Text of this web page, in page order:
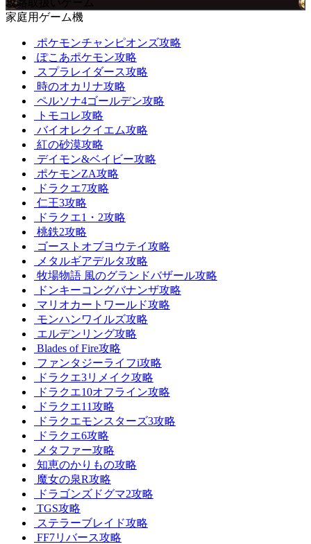
家庭用ゲーム機
ポケモンチャンピオンズ攻略
ぽこあポケモン攻略
スプラレイダース攻略
時のオカリナ攻略
ペルソナ4ゴールデン攻略
トモコレ攻略
バイオレクイエム攻略
紅の砂漠攻略
デイモン&ベイビー攻略
ポケモンZA攻略
ドラクエ7攻略
仁王3攻略
ドラクエ1・2攻略
桃鉄2攻略
ゴーストオブヨウテイ攻略
メタルギアデルタ攻略
牧場物語 風のグランドバザール攻略
ドンキーコングバナンザ攻略
マリオカートワールド攻略
モンハンワイルズ攻略
エルデンリング攻略
Blades of Fire攻略
ファンタジーライフi攻略
ドラクエ3リメイク攻略
ドラクエ10オフライン攻略
ドラクエ11攻略
ドラクエモンスターズ3攻略
ドラクエ6攻略
メタファー攻略
知恵のかりもの攻略
魔女の泉R攻略
ドラゴンズドグマ2攻略
TGS攻略
ステラーブレイド攻略
FF7リバース攻略